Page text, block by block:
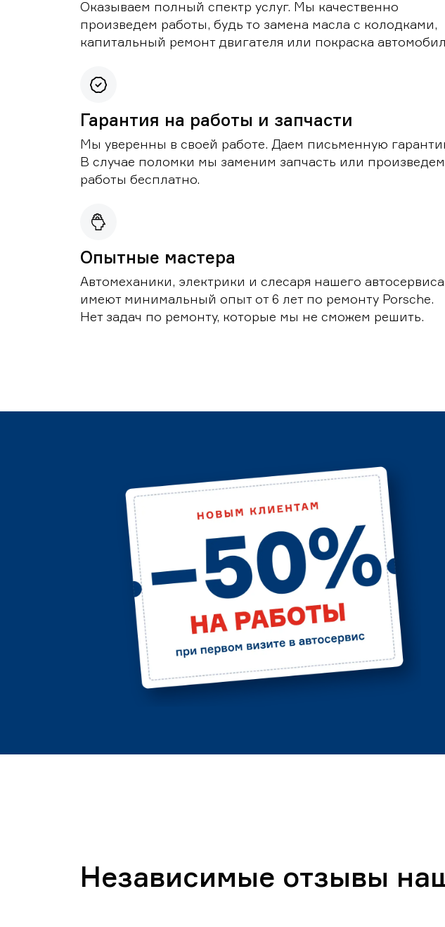
Оказываем полный спектр услуг. Мы качественно
произведем работы, будь то замена масла с колодками,
капитальный ремонт двигателя или покраска
Гарантия на работы и запчасти
Мы уверенны в своей работе. Даем письменную
В случае поломки мы заменим запчасть или произведем
работы бесплатно.
Опытные мастера
Автомеханики, электрики и слесаря нашего автосервиса
имеют минимальный опыт от 6 лет по ремонту Porsche.
Нет задач по ремонту, которые мы не сможем решить.
Независимые отзывы